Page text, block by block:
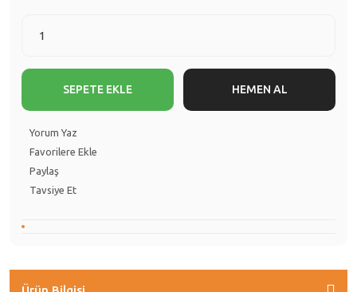
SEPETE EKLE HEMEN AL
Yorum Yaz
Paylaş
Tavsiye Et